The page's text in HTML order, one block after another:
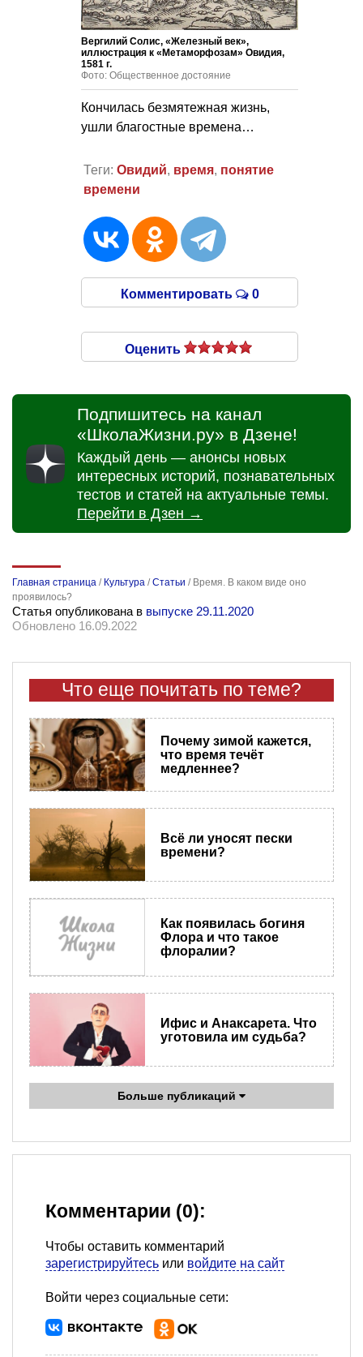
Вергилий Солис, «Железный век»,
иллюстрация к «Метаморфозам» Овидия,
1581 г.
Фото: Общественное достояние
Кончилась безмятежная жизнь,
ушли благостные времена…
Теги: Овидий, время, понятие
времени
Комментировать 0
Оценить
Подпишитесь на канал
«ШколаЖизни.ру» в Дзене!
Каждый день — анонсы новых
интересных историй, познавательных
тестов и статей на актуальные темы.
Перейти в Дзен →
Главная страница / Культура /Статьи / Время. В каком виде оно
проявилось?
Статья опубликована в выпуске 29.11.2020
Обновлено 16.09.2022
Что еще почитать по теме?
Почему зимой кажется,
что время течёт
медленнее?
Всё ли уносят пески
времени?
Как появилась богиня
Флора и что такое
флоралии?
Ифис и Анаксарета. Что
уготовила им судьба?
Больше публикаций
Комментарии (0):
Чтобы оставить комментарий
зарегистрируйтесь или войдите на сайт
Войти через социальные сети: